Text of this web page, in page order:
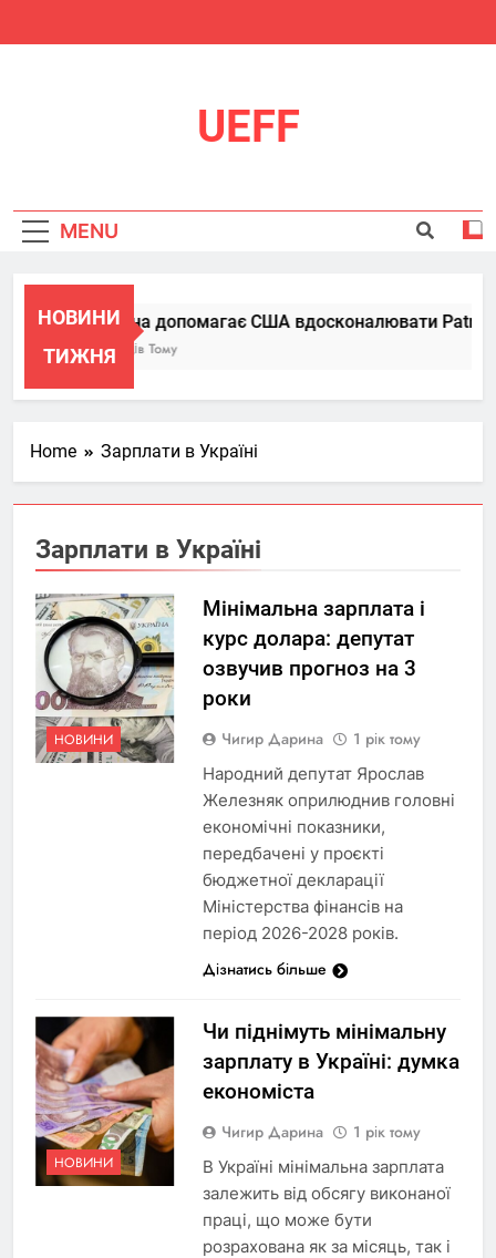
UEFF
MENU
НОВИНИ
ТИЖНЯ
Україна допомагає США вдосконалювати Patriot,
6 Місяців Тому
Home Зарплати в Україні
Зарплати в Україні
НОВИНИ
Мінімальна зарплата і
курс долара: депутат
озвучив прогноз на 3
роки
Чигир Дарина 1 рік тому
Народний депутат Ярослав
Железняк оприлюднив головні
економічні показники,
передбачені у проєкті
бюджетної декларації
Міністерства фінансів на
період 2026-2028 років.
Дізнатись більше
НОВИНИ
Чи піднімуть мінімальну
зарплату в Україні: думка
економіста
Чигир Дарина 1 рік тому
В Україні мінімальна зарплата
залежить від обсягу виконаної
праці, що може бути
розрахована як за місяць, так і